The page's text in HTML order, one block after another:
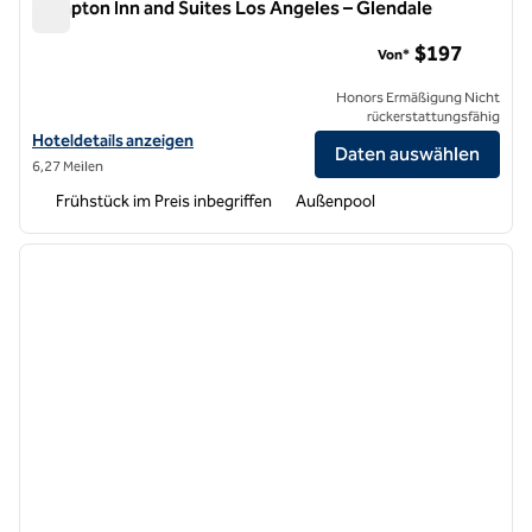
Hampton Inn and Suites Los Angeles – Glendale
Hoteldetails für Hampton Inn and Suites Los Angeles – Glendale
Hoteldetails anzeigen
6,27 Meilen
Von* $197
Honors Ermäßigung Nicht
rückerstattungsfähig
Daten auswählen
Frühstück im Preis inbegriffen Außenpool
1 von 12